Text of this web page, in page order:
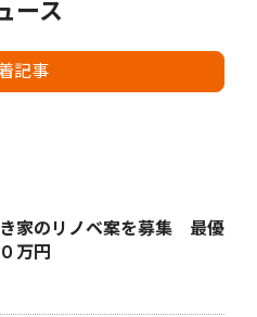
ース
記事
家のリノベ案を募集 最優
万円